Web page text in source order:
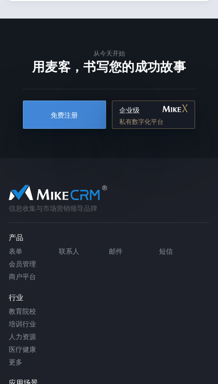
从今天开始
用麦客，书写您的成功故事
免费注册
企业级
私有数字化平台
信息收集与市场营销领导品牌
产品
表单 联系人 邮件
短信
会员管理
商户平台
行业
教育院校
培训行业
人力资源
医疗健康
更多